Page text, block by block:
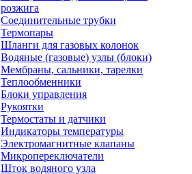
розжига
Соединительные трубки
Термопары
Шланги для газовых колонок
Водяные (газовые) узлы (блоки)
Мембраны, сальники, тарелки
Теплообменники
Блоки управления
Рукоятки
Термостаты и датчики
Индикаторы температуры
Электромагнитные клапаны
Микропереключатели
Шток водяного узла